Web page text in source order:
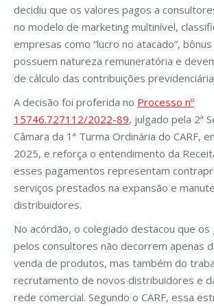
decidiu que os valores pagos a
no modelo de marketing multinível,
empresas como “lucro no atacado”,
possuem natureza remuneratória e
de cálculo das contribuições
A decisão foi proferida no Processo nº
15746.727112/2022-89, julgado pela 2ª
Câmara da 1ª Turma Ordinária do CARF,
2025, e reforça o entendimento da
esses pagamentos representam
serviços prestados na expansão e
distribuidores.
No acórdão, o colegiado destacou que
pelos consultores não decorrem apenas
venda de produtos, mas também do
recrutamento de novos distribuidores e
rede comercial. Segundo o CARF, essa